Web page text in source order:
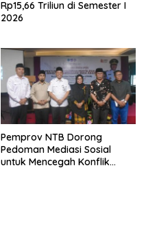
Rp15,66 Triliun di Semester I
2026
Pemprov NTB Dorong
Pedoman Mediasi Sosial
untuk Mencegah Konflik